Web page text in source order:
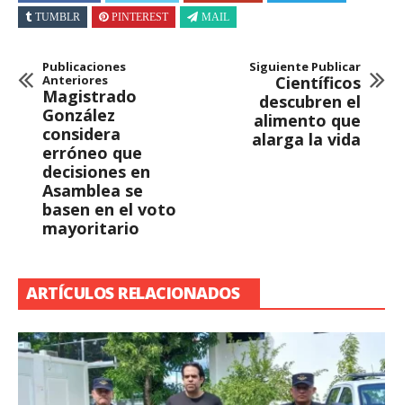
TUMBLR PINTEREST MAIL
Publicaciones
Anteriores
Magistrado
González
considera
erróneo que
decisiones en
Asamblea se
basen en el voto
mayoritario
Siguiente Publicar
Científicos
descubren el
alimento que
alarga la vida
ARTÍCULOS RELACIONADOS